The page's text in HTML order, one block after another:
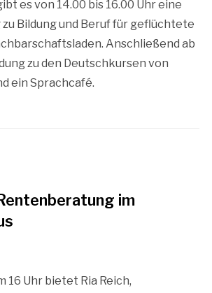
es von 14.00 bis 16.00 Uhr eine
Bildung und Beruf für geflüchtete
Anschließend ab
zu den Deutschkursen von
ein Sprachcafé.
im
16 Uhr bietet Ria Reich,